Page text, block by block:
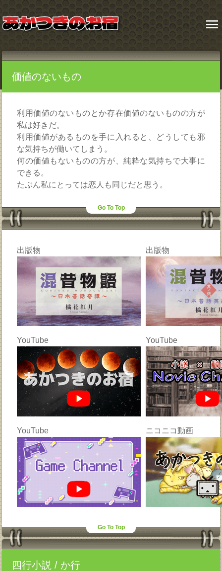
menu
価値のないもの
利用価値のないものとか存在価値のないものの方が
私は好きだ。
利用価値があるものを手に入れると、どうしても邪
な気持ちが働いてしまう。
何の価値もないものの方が、純粋な気持ちで大事に
できる。
たぶん私にとっては恋人も同じだと思う。
Go To Top
出版物 出版物
YouTube YouTube
YouTube ニコニコ動画
Go To Top
四行小説 / か行